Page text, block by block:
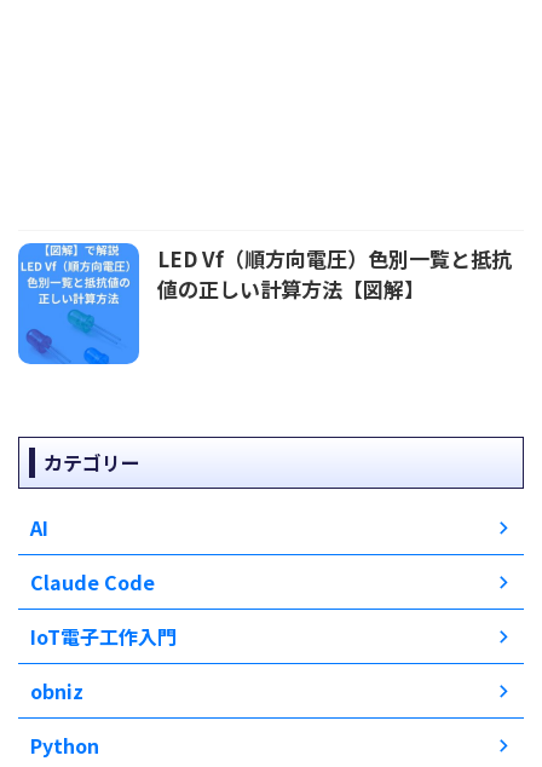
LED Vf（順方向電圧）色別一覧と抵抗
値の正しい計算方法【図解】
カテゴリー
AI
Claude Code
IoT電子工作入門
obniz
Python